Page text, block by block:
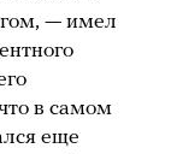
— имел
в самом
еще